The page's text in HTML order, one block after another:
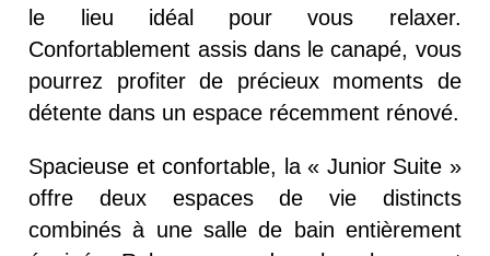
le lieu idéal pour vous relaxer.
Confortablement assis dans le canapé, vous
pourrez profiter de précieux moments de
détente dans un espace récemment rénové.
Spacieuse et confortable, la « Junior Suite »
offre deux espaces de vie distincts
combinés à une salle de bain entièrement